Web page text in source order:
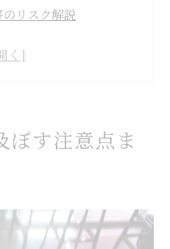
リスク解説
い体質の特徴
むための飲み方
ーとの付き合い方
セルフチェック法
ぼす注意点ま